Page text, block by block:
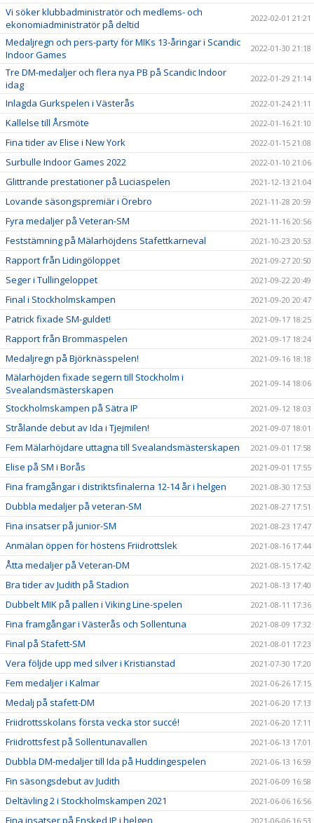
Vi söker klubbadministratör och medlems- och
ekonomiadministratör på deltid
2022-02-01 21:21
Medaljregn och pers-party för MIKs 13-åringar i Scandic
Indoor Games
2022-01-30 21:18
Tre DM-medaljer och flera nya PB på Scandic Indoor
idag
2022-01-29 21:14
Inlagda Gurkspelen i Västerås 2022-01-24 21:11
Kallelse till Årsmöte 2022-01-16 21:10
Fina tider av Elise i New York 2022-01-15 21:08
Surbulle Indoor Games 2022 2022-01-10 21:06
Glittrande prestationer på Luciaspelen 2021-12-13 21:04
Lovande säsongspremiär i Örebro 2021-11-28 20:59
Fyra medaljer på Veteran-SM 2021-11-16 20:56
Feststämning på Mälarhöjdens Stafettkarneval 2021-10-23 20:53
Rapport från Lidingöloppet 2021-09-27 20:50
Seger i Tullingeloppet 2021-09-22 20:49
Final i Stockholmskampen 2021-09-20 20:47
Patrick fixade SM-guldet! 2021-09-17 18:25
Rapport från Brommaspelen 2021-09-17 18:24
Medaljregn på Björknässpelen! 2021-09-16 18:18
Mälarhöjden fixade segern till Stockholm i
Svealandsmästerskapen
2021-09-14 18:06
Stockholmskampen på Sätra IP 2021-09-12 18:03
Strålande debut av Ida i Tjejmilen! 2021-09-07 18:01
Fem Mälarhöjdare uttagna till Svealandsmästerskapen 2021-09-01 17:58
Elise på SM i Borås 2021-09-01 17:55
Fina framgångar i distriktsfinalerna 12-14 år i helgen 2021-08-30 17:53
Dubbla medaljer på veteran-SM 2021-08-27 17:51
Fina insatser på junior-SM 2021-08-23 17:47
Anmälan öppen för höstens Friidrottslek 2021-08-16 17:44
Åtta medaljer på Veteran-DM 2021-08-15 17:42
Bra tider av Judith på Stadion 2021-08-13 17:40
Dubbelt MIK på pallen i Viking Line-spelen 2021-08-11 17:36
Fina framgångar i Västerås och Sollentuna 2021-08-09 17:32
Final på Stafett-SM 2021-08-01 17:23
Vera följde upp med silver i Kristianstad 2021-07-30 17:20
Fem medaljer i Kalmar 2021-06-26 17:15
Medalj på stafett-DM 2021-06-20 17:13
Friidrottsskolans första vecka stor succé! 2021-06-20 17:11
Friidrottsfest på Sollentunavallen 2021-06-13 17:01
Dubbla DM-medaljer till Ida på Huddingespelen 2021-06-13 16:59
Fin säsongsdebut av Judith 2021-06-09 16:58
Deltävling 2 i Stockholmskampen 2021 2021-06-06 16:56
Fina insatser på Ensked IP i helgen 2021-06-06 16:53